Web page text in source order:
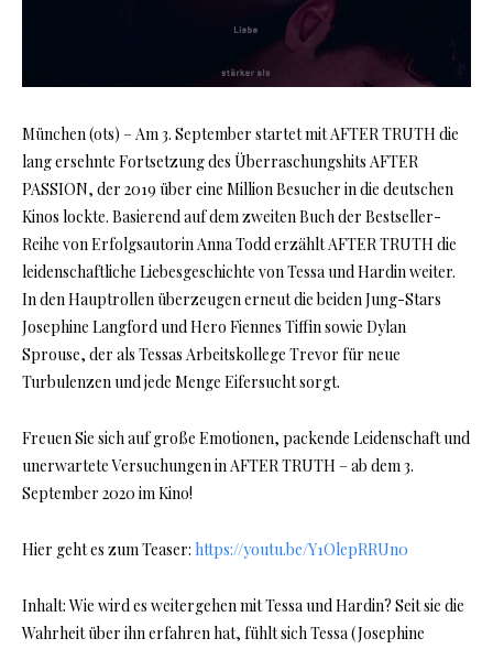
München (ots) – Am 3. September startet mit AFTER TRUTH die
lang ersehnte Fortsetzung des Überraschungshits AFTER
PASSION, der 2019 über eine Million Besucher in die deutschen
Kinos lockte. Basierend auf dem zweiten Buch der Bestseller-
Reihe von Erfolgsautorin Anna Todd erzählt AFTER TRUTH die
leidenschaftliche Liebesgeschichte von Tessa und Hardin weiter.
In den Hauptrollen überzeugen erneut die beiden Jung-Stars
Josephine Langford und Hero Fiennes Tiffin sowie Dylan
Sprouse, der als Tessas Arbeitskollege Trevor für neue
Turbulenzen und jede Menge Eifersucht sorgt.
Freuen Sie sich auf große Emotionen, packende Leidenschaft und
unerwartete Versuchungen in AFTER TRUTH – ab dem 3.
September 2020 im Kino!
Hier geht es zum Teaser: https://youtu.be/Y1OlepRRUn0
Inhalt: Wie wird es weitergehen mit Tessa und Hardin? Seit sie die
Wahrheit über ihn erfahren hat, fühlt sich Tessa (Josephine